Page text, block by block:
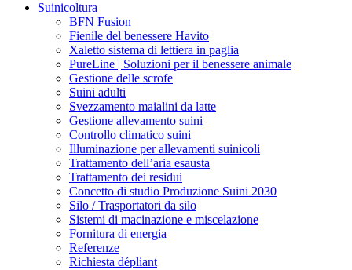
Suinicoltura
BFN Fusion
Fienile del benessere Havito
Xaletto sistema di lettiera in paglia
PureLine | Soluzioni per il benessere animale
Gestione delle scrofe
Suini adulti
Svezzamento maialini da latte
Gestione allevamento suini
Controllo climatico suini
Illuminazione per allevamenti suinicoli
Trattamento dell’aria esausta
Trattamento dei residui
Concetto di studio Produzione Suini 2030
Silo / Trasportatori da silo
Sistemi di macinazione e miscelazione
Fornitura di energia
Referenze
Richiesta dépliant